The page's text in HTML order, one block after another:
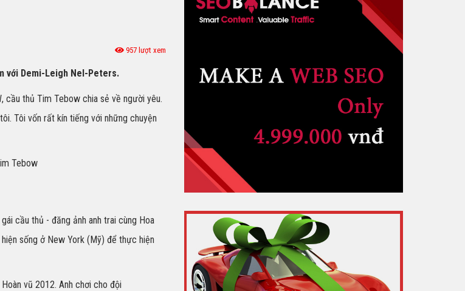
957 lượt xem
với Demi-Leigh Nel-Peters.
, cầu thủ Tim Tebow chia sẻ về người yêu.
Tôi vốn rất kín tiếng với những chuyện
cầu thủ - đăng ảnh anh trai cùng Hoa
sống ở New York (Mỹ) để thực hiện
vũ 2012. Anh chơi cho đội